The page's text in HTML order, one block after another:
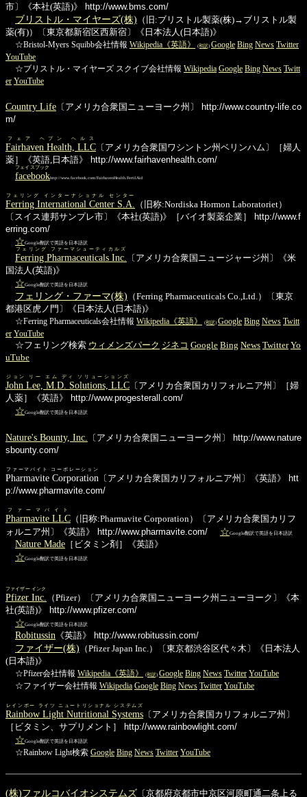
市〕《本社(英語)》 http://www.bms.com/
ブリストル・マイヤーズ(株) （旧:ブリストル製薬(株)→ブリストル製
薬(有)）〔東京都新宿区西新宿〕《日本法人(日本語)》
☆Bristol-Myers Squibb会社情報 Wikipedia《英語》 (和訳) Google Bing News Twitter
YouTube
☆ブリストル・マイヤーズ スクイブ会社情報 Wikipedia Google Bing News Twitt
er YouTube
Country Life 〔アメリカ合衆国ニューヨーク州〕
http://www.country-life.co
m/
Fairhaven Health, LLC
フェア ヘブン ヘルス
〔アメリカ合衆国ワシントン州ベリンハム〕［婦人
薬］《英語,日本語》
http://www.fairhavenhealth.com/
facebook
フェイスブック
http://www.facebook.com/FairhavenHealth.FertilAid
Ferring International Center S.A.
フェリング インターナショナル センター
（旧称:Nordiska Hormon Laboratoriet）
〔スイス連邦サンプレ市〕《本社(英語)》［バイオ製薬企業］
http://www.f
erring.com/
☆Google翻訳で英語を日本語訳
Ferring Pharmaceuticals Inc.
フェリング ファーマシューティカルズ
〔アメリカ合衆国ニュージャージ州〕《米
国法人(英語)》
☆Google翻訳で英語を日本語訳
フェリング・ファーマ(株) （Ferring Pharmaceuticals Co.,Ltd.）〔東京
都港区虎ノ門〕《日本法人(日本語)》
☆Ferring Pharmaceuticals会社情報 Wikipedia《英語》 (和訳) Google Bing News Twitt
er YouTube
☆フェリング検索 ウィメンズパーク ジネコ Google Bing News Twitter Yo
uTube
John Lee, M.D. Solutions, LLC
ジョン リー エム ディ ソリューションズ
〔アメリカ合衆国カリフォルニア州〕［婦
人薬］《英語》
http://www.progesterall.com/
☆Google翻訳で英語を日本語訳
Nature's Bounty, Inc. 〔アメリカ合衆国ニューヨーク州〕
http://www.nature
sbounty.com/
Pharmavite Corporation
ファーマバイト コーポレーション
〔アメリカ合衆国カリフォルニア州〕《英語》
htt
p://www.pharmavite.com/
Pharmavite LLC
ファーマバイト
（旧称:Pharmavite Corporation）〔アメリカ合衆国カリフ
ォルニア州〕《英語》
http://www.pharmavite.com/ ☆Google翻訳で英語を日本語訳
Nature Made ［ビタミン剤］《英語》
☆Google翻訳で英語を日本語訳
Pfizer Inc.
ファイザー インク
（Pfizer）〔アメリカ合衆国ニューヨーク州ニューヨーク〕《本
社(英語)》
http://www.pfizer.com/
☆Google翻訳で英語を日本語訳
Robitussin 《英語》 http://www.robitussin.com/
ファイザー(株) （Pfizer Japan Inc.）〔東京都渋谷区代々木〕《日本法人
(日本語)》
☆Pfizer会社情報 Wikipedia《英語》 (和訳) Google Bing News Twitter YouTube
☆ファイザー会社情報 Wikipedia Google Bing News Twitter YouTube
Rainbow Light Nutritional Systems
レインボー ライツ ニュートリショナル システムズ
〔アメリカ合衆国カリフォルニア州〕
［ビタミン、サプリメント］
http://www.rainbowlight.com/
☆Google翻訳で英語を日本語訳
☆Rainbow Light検索 Google Bing News Twitter YouTube
(株)ファルコバイオシステムズ 〔京都府京都市中京区河原町通二条上る